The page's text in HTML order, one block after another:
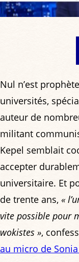
Nul n’est
universités,
auteur de
militant
Kepel semblait
accepter
universitaire. Et
de trente ans, «
vite possible pour
wokistes »,
au micro de